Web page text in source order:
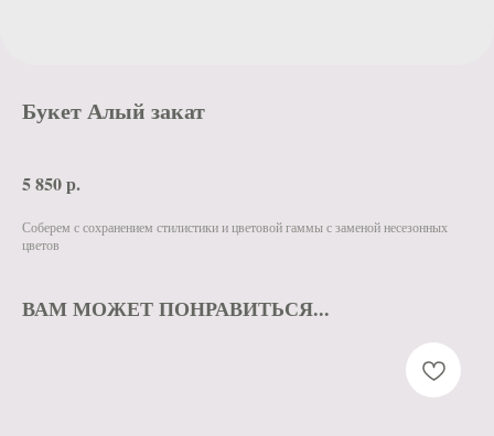
Букет Алый закат
5 850р.
Соберем с сохранением стилистики и цветовой гаммы с заменой несезонных
цветов
ВАМ МОЖЕТ ПОНРАВИТЬСЯ...